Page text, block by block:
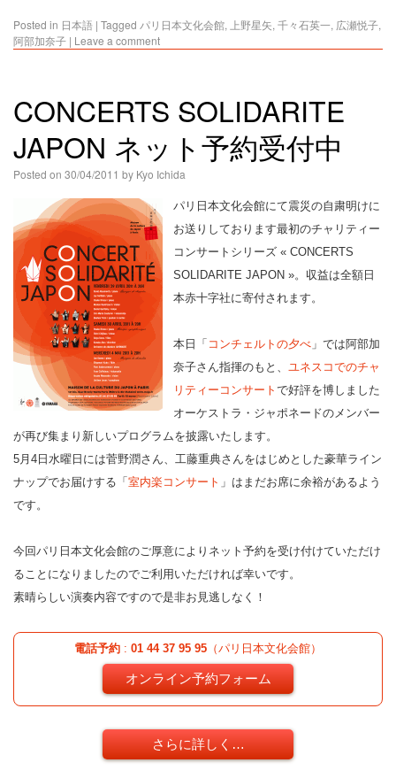
Posted in 日本語 | Tagged パリ日本文化会館, 上野星矢, 千々石英一, 広瀬悦子,
阿部加奈子 | Leave a comment
CONCERTS SOLIDARITE
JAPON ネット予約受付中
Posted on 30/04/2011 by Kyo Ichida
パリ日本文化会館にて震災の自粛明けに
お送りしております最初のチャリティー
コンサートシリーズ « CONCERTS
SOLIDARITE JAPON »。収益は全額日
本赤十字社に寄付されます。
本日「 コンチェルトの夕べ 」では阿部加
奈子さん指揮のもと、 ユネスコでのチャ
リティーコンサート で好評を博しました
オーケストラ・ジャポネードのメンバー
が再び集まり新しいプログラムを披露いたします。
5月4日水曜日には菅野潤さん、工藤重典さんをはじめとした豪華ライン
ナップでお届けする「 室内楽コンサート 」はまだお席に余裕があるよう
です。
今回パリ日本文化会館のご厚意によりネット予約を受け付けていただけ
ることになりましたのでご利用いただければ幸いです。
素晴らしい演奏内容ですので是非お見逃しなく！
電話予約 : 01 44 37 95 95 （パリ日本文化会館）
オンライン予約フォーム
さらに詳しく…